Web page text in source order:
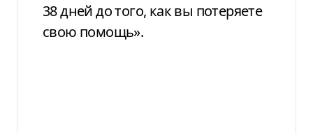
38 дней до того, как вы потеряете
свою помощь».